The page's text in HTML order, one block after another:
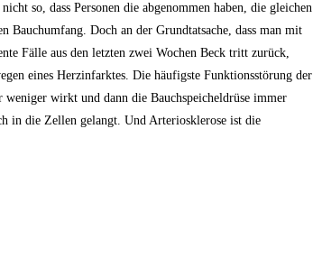
so, dass Personen die abgenommen haben, die gleichen
Bauchumfang. Doch an der Grundtatsache, dass man mit
Fälle aus den letzten zwei Wochen Beck tritt zurück,
eines Herzinfarktes. Die häufigste Funktionsstörung der
wirkt und dann die Bauchspeicheldrüse immer
in die Zellen gelangt. Und Arteriosklerose ist die